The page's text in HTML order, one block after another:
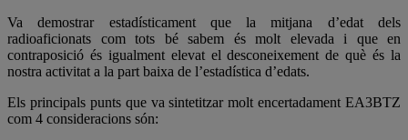
Va demostrar estadísticament que la mitjana d’edat dels
radioaficionats com tots bé sabem és molt elevada i que en
contraposició és igualment elevat el desconeixement de què és la
nostra activitat a la part baixa de l’estadística d’edats.
Els principals punts que va sintetitzar molt encertadament EA3BTZ
com 4 consideracions són: